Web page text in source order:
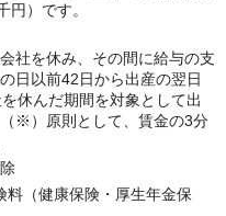
）です。
社を休み、その間に給与の支
日以前42日から出産の翌日
休んだ期間を対象として出
※）原則として、賃金の3分
料（健康保険・厚生年金保